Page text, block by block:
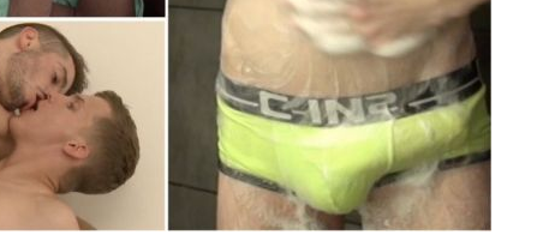
2 mars à minuit : Friendly Fire 14(ActiveDuty)
qui sont très motivées ! Quatre duos sans capote !
tibiale, Justin Lewis témoigne qu'un handicap physique
sa vie sexuelle avec des beaux mecs qu'on excite !